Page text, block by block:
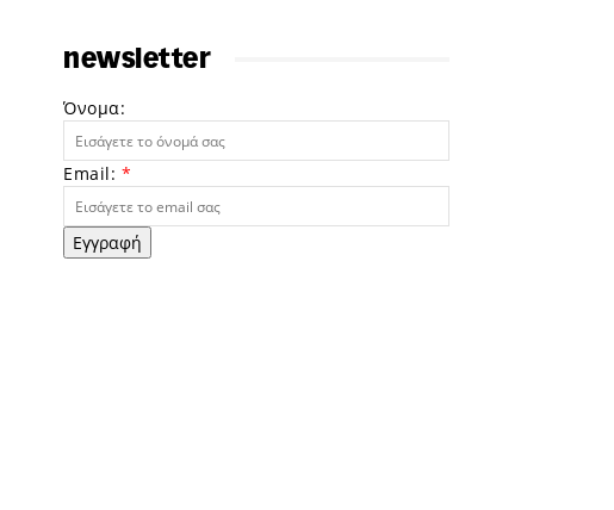
newsletter
Όνομα:
Email: *
Εγγραφή